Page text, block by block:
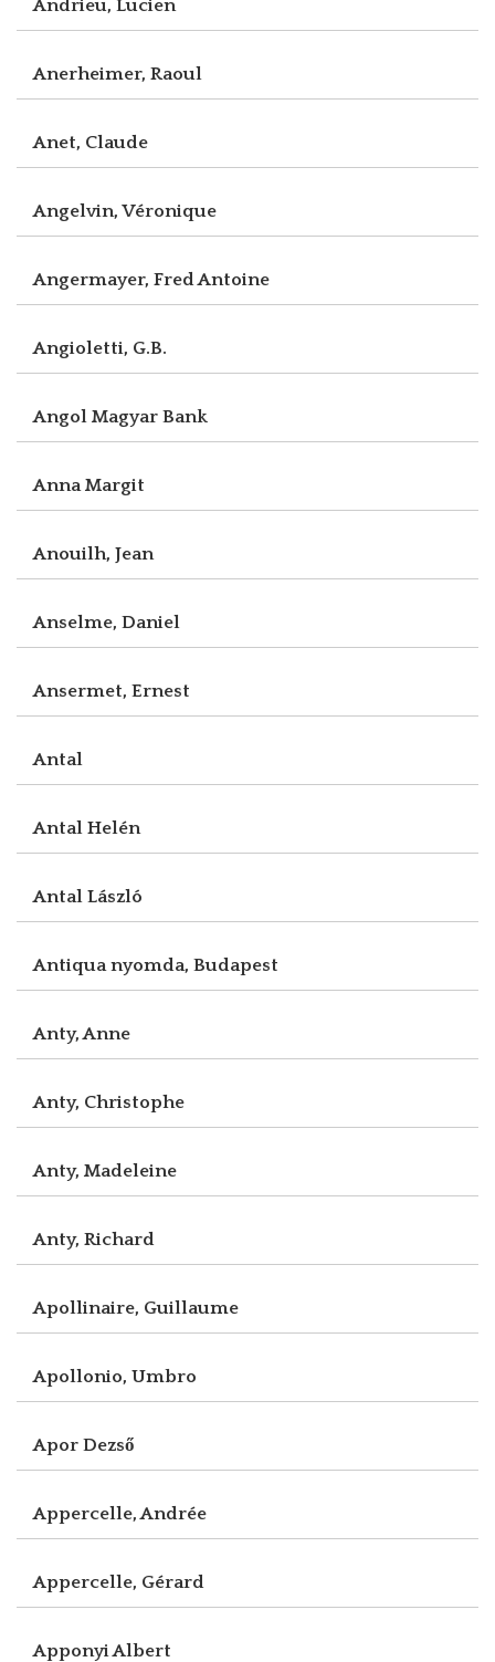
Andrieu, Lucien
Anerheimer, Raoul
Anet, Claude
Angelvin, Véronique
Angermayer, Fred Antoine
Angioletti, G.B.
Angol Magyar Bank
Anna Margit
Anouilh, Jean
Anselme, Daniel
Ansermet, Ernest
Antal
Antal Helén
Antal László
Antiqua nyomda, Budapest
Anty, Anne
Anty, Christophe
Anty, Madeleine
Anty, Richard
Apollinaire, Guillaume
Apollonio, Umbro
Apor Dezső
Appercelle, Andrée
Appercelle, Gérard
Apponyi Albert